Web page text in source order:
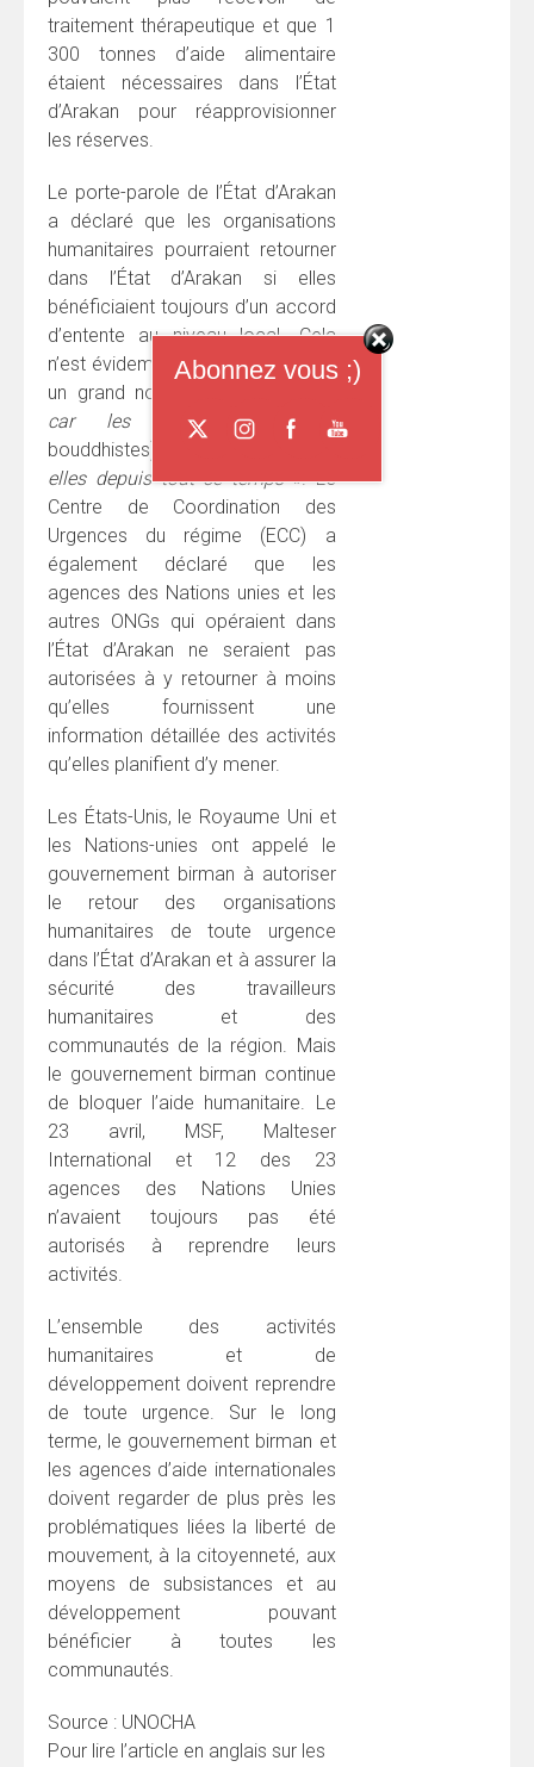
traitement thérapeutique et que 1
300 tonnes d’aide alimentaire
étaient nécessaires dans l’État
d’Arakan pour réapprovisionner
les réserves.
Le porte-parole de l’État d’Arakan
a déclaré que les organisations
humanitaires pourraient retourner
dans l’État d’Arakan si elles
bénéficiaient toujours d’un accord
d’entente au niveau local. Cela
n’est évidemment pas le cas pour
un grand nombre d’entre elles «
car les locaux(arakanais
bouddhistes)
elles depuis tout ce temps». Le
Centre de Coordination des
Urgences du régime (ECC) a
également déclaré que les
agences des Nations unies et les
autres ONGs qui opéraient dans
l’État d’Arakan ne seraient pas
autorisées à y retourner à moins
qu’elles fournissent une
information détaillée des activités
qu’elles planifient d’y mener.
Les États-Unis, le Royaume Uni et
les Nations-unies ont appelé le
gouvernement birman à autoriser
le retour des organisations
humanitaires de toute urgence
dans l’État d’Arakan et à assurer la
sécurité des travailleurs
humanitaires et des
communautés de la région. Mais
le gouvernement birman continue
de bloquer l’aide humanitaire. Le
23 avril, MSF, Malteser
International et 12 des 23
agences des Nations Unies
n’avaient toujours pas été
autorisés à reprendre leurs
activités.
L’ensemble des activités
humanitaires et de
développement doivent reprendre
de toute urgence. Sur le long
terme, le gouvernement birman et
les agences d’aide internationales
doivent regarder de plus près les
problématiques liées la liberté de
mouvement, à la citoyenneté, aux
moyens de subsistances et au
développement pouvant
bénéficier à toutes les
communautés.
Source : UNOCHA
Pour lire l’article en anglais sur les
Abonnez vous ;)